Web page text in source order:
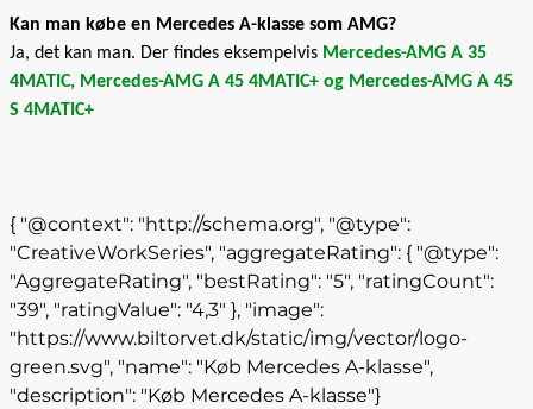
Kan man købe en Mercedes A-klasse som AMG?
Ja, det kan man. Der findes eksempelvis Mercedes-AMG A 35
4MATIC, Mercedes-AMG A 45 4MATIC+ og Mercedes-AMG A 45
S 4MATIC+
{ "@context": "http://schema.org", "@type":
"CreativeWorkSeries", "aggregateRating": { "@type":
"AggregateRating", "bestRating": "5", "ratingCount":
"39", "ratingValue": "4,3" }, "image":
"https://www.biltorvet.dk/static/img/vector/logo-
green.svg", "name": "Køb Mercedes A-klasse",
"description": "Køb Mercedes A-klasse"}